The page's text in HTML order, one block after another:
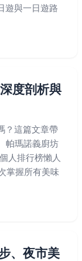
遊與一日遊路
度剖析與
？這篇文章帶
帕瑪諾義廚坊
人排行榜懶人
掌握所有美味
、夜市美